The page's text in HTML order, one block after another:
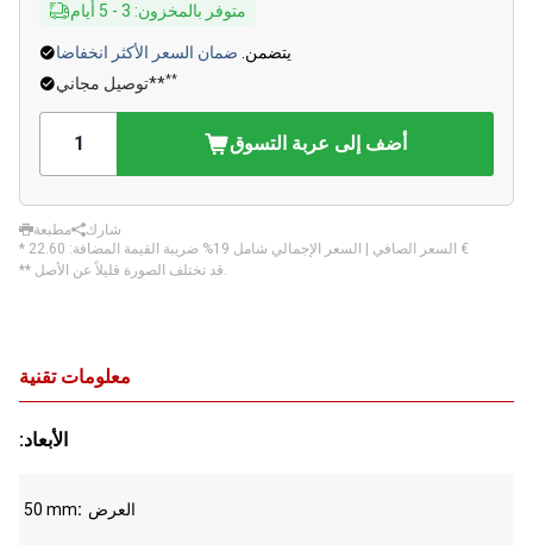
متوفر بالمخزون:
3
-
5 أيام
يتضمن. ضمان السعر الأكثر انخفاضا
توصيل مجاني****
أضف إلى عربة التسوق
مطبعة
شارك
* السعر الصافي | السعر الإجمالي شامل 19% ضريبة القيمة المضافة: ‏22.60 €
** قد تختلف الصورة قليلاً عن الأصل.
معلومات تقنية
:الأبعاد
50 mm العرض